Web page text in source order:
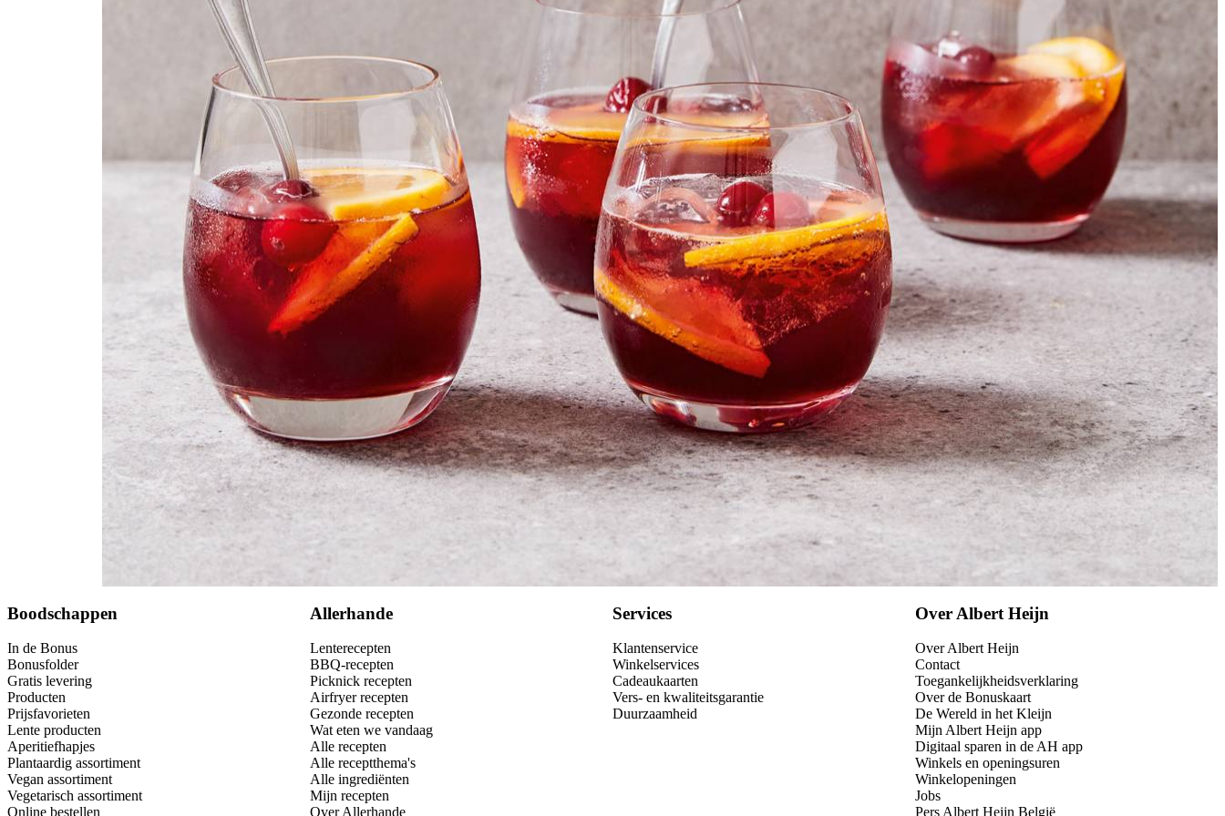
sinaasappelsap
bruisend bronwater
handsinaasappel
diepvries cranberry's
ijsblokjes
Kies producten
Boodschappen
In de Bonus
Bonusfolder
Gratis levering
Producten
Prijsfavorieten
Lente producten
Aperitiefhapjes
Plantaardig assortiment
Vegan assortiment
Vegetarisch assortiment
Online bestellen
Allerhande
Lenterecepten
BBQ-recepten
Picknick recepten
Airfryer recepten
Gezonde recepten
Wat eten we vandaag
Alle recepten
Alle receptthema's
Alle ingrediënten
Mijn recepten
Over Allerhande
Services
Klantenservice
Winkelservices
Cadeaukaarten
Vers- en kwaliteitsgarantie
Duurzaamheid
Over Albert Heijn
Over Albert Heijn
Contact
Toegankelijkheidsverklaring
Over de Bonuskaart
De Wereld in het Kleijn
Mijn Albert Heijn app
Digitaal sparen in de AH app
Winkels en openingsuren
Winkelopeningen
Jobs
Pers Albert Heijn België